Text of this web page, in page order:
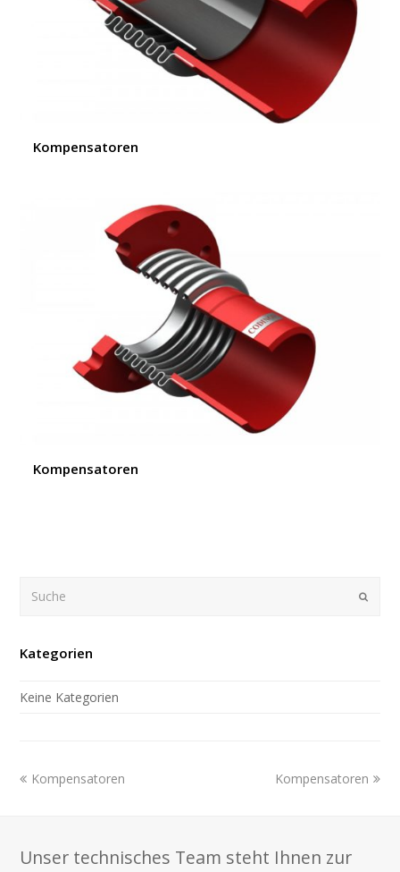
Kompensatoren
Kompensatoren
Kategorien
Keine Kategorien
previous
Kompensatoren
next
Kompensatoren
Unser technisches Team steht Ihnen zur